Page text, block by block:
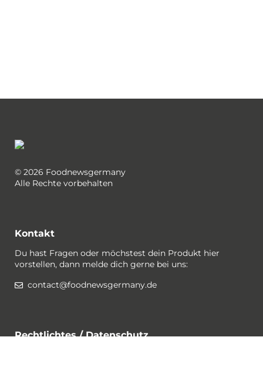
© 2026 Foodnewsgermany
Alle Rechte vorbehalten
Kontakt
Du hast Fragen oder möchstest dein Produkt hier
vorstellen, dann melde dich gerne bei uns:
contact@foodnewsgermany.de
Rechtlichtes / Datenschutz